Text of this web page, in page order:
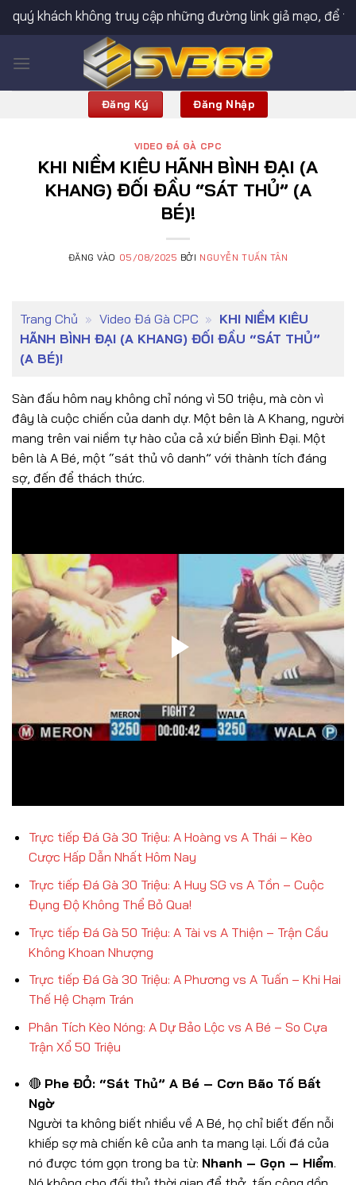
qua
dung
không truy cập những đường link giả mạo, để
Đăng Ký Đăng Nhập
VIDEO ĐÁ GÀ CPC
KHI NIỀM KIÊU HÃNH BÌNH ĐẠI (A
KHANG) ĐỐI ĐẦU “SÁT THỦ” (A
BÉ)!
ĐĂNG VÀO 05/08/2025 BỞI NGUYỄN TUẤN TÂN
Trang Chủ » Video Đá Gà CPC » KHI NIỀM KIÊU
HÃNH BÌNH ĐẠI (A KHANG) ĐỐI ĐẦU “SÁT THỦ”
(A BÉ)!
Sàn đấu hôm nay không chỉ nóng vì 50 triệu, mà còn vì
đây là cuộc chiến của danh dự. Một bên là A Khang, người
mang trên vai niềm tự hào của cả xứ biển Bình Đại. Một
bên là A Bé, một “sát thủ vô danh” với thành tích đáng
sợ, đến để thách thức.
Trực tiếp Đá Gà 30 Triệu: A Hoàng vs A Thái – Kèo
Cược Hấp Dẫn Nhất Hôm Nay
Trực tiếp Đá Gà 30 Triệu: A Huy SG vs A Tồn – Cuộc
Đụng Độ Không Thể Bỏ Qua!
Trực tiếp Đá Gà 50 Triệu: A Tài vs A Thiện – Trận Cầu
Không Khoan Nhượng
Trực tiếp Đá Gà 30 Triệu: A Phương vs A Tuấn – Khi Hai
Thế Hệ Chạm Trán
Phân Tích Kèo Nóng: A Dự Bảo Lộc vs A Bé – So Cựa
Trận Xổ 50 Triệu
🔴 Phe ĐỎ: “Sát Thủ” A Bé – Cơn Bão Tố Bất
Ngờ
Người ta không biết nhiều về A Bé, họ chỉ biết đến nỗi
khiếp sợ mà chiến kê của anh ta mang lại. Lối đá của
nó được tóm gọn trong ba từ: Nhanh – Gọn – Hiểm.